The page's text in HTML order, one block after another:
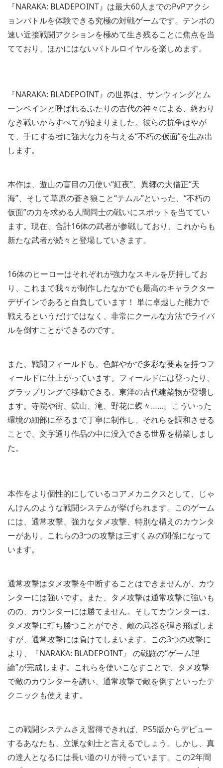
『NARAKA: BLADEPOINT』は最大60人までのPvPアクシ
ョンバトルを体験できる究極の対戦ゲームです。テンポの
速い近接戦闘アクションを極めて生き残ることに焦点を当
てており、ほかにはないバトルロイヤルを楽しめます。
『NARAKA: BLADEPOINT』の世界は、サンウィングとム
ーンベインと呼ばれるふたりの古代の神々による、終わり
なき戦いからすべてが始まりました。彼らの抗争はやが
て、手にする者に強大な力を与える“不朽の仮面”を生み出
します。
本作は、遊山の盲目の刀使い“紅夜”、異郷の大僧正“天
海”、そして草原の蒼き狼こと“テムル”といった、“不朽の
仮面”の力を求める人間同士の戦いにスポットを当ててい
ます。現在、合計16体の武者が参戦しており、これからも
新たな武者が続々と登場していきます。
16体のヒーローはそれぞれが強力なスキルを所持してお
り、これまで我々が制作したなかでも最高のキャラクター
デザインであると自負しています！ 単に卓越した能力で
戦えるというだけではなく、非常にクールな方法でライバ
ルを倒すことができるのです。
また、戦闘フィールドも、色鮮やかで多彩な要素を持つフ
ィールドに仕上がっています。フィールドには登ったり、
グラップリングで移動できる、東洋の古代建築物が登場し
ます。寺院や街、鉱山、滝、野花に蝶々……。こういった
環境の細部に至るまで丁寧に制作し、それらを調和させる
ことで、文字通り作品の中に没入できる世界を構築しまし
た。
本作をより個性的にしているコアメカニクスとして、じゃ
んけんのような戦闘システムが挙げられます。このゲーム
には、通常攻撃、強力なタメ攻撃、特別な構えのカウンタ
ーがあり、これらの3つの攻撃は三すくみの関係になって
います。
通常攻撃はタメ攻撃を中断することはできませんが、カウ
ンターには強いです。また、タメ攻撃は通常攻撃に強いも
のの、カウンターには勝てません。そしてカウンターは、
タメ攻撃に打ち勝つことができ、敵の武器を弾き飛ばしま
すが、通常攻撃には負けてしまいます。この3つの攻撃に
より、『NARAKA: BLADEPOINT』 の戦闘の“ゲーム理
論”が完成します。これらを使いこなすことで、タメ攻撃
で敵のカウンターを誘い、通常攻撃で敵を倒すといったテ
クニックも使えます。
この戦闘システムさえ習得できれば、PS5版からデビュー
するあなたも、立派な剣士と言えるでしょう。しかし、真
の達人となるには長い道のりが待っています。この2年間